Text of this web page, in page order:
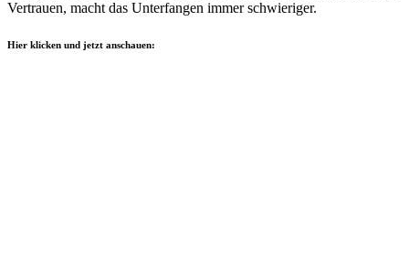
Vertrauen, macht das Unterfangen immer schwieriger.
Hier klicken und jetzt anschauen: